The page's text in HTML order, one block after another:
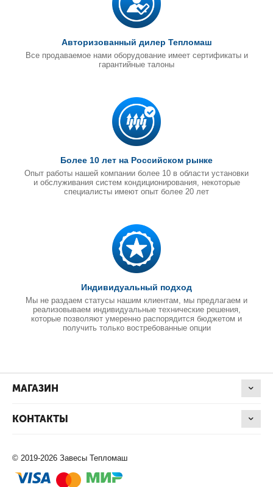
Авторизованный дилер Тепломаш
Все продаваемое нами оборудование имеет сертификаты и
гарантийные талоны
Более 10 лет на Российском рынке
Опыт работы нашей компании более 10 в области установки
и обслуживания систем кондиционирования, некоторые
специалисты имеют опыт более 20 лет
Индивидуальный подход
Мы не раздаем статусы нашим клиентам, мы предлагаем и
реализовываем индивидуальные технические решения,
которые позволяют умеренно распорядится бюджетом и
получить только востребованные опции
МАГАЗИН
КОНТАКТЫ
© 2019-2026 Завесы Тепломаш